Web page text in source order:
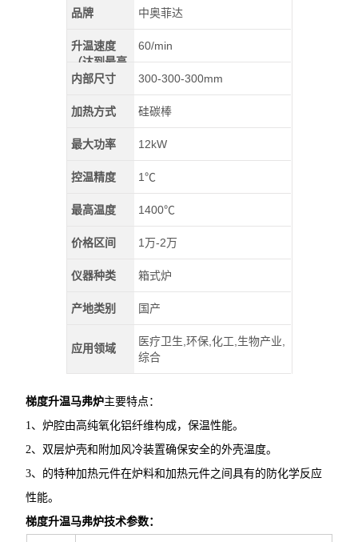
品牌 中奥菲达
升温速度
（达到最高
温）
60/min
内部尺寸 300-300-300mm
加热方式 硅碳棒
最大功率 12kW
控温精度 1℃
最高温度 1400℃
价格区间 1万-2万
仪器种类 箱式炉
产地类别 国产
应用领域
医疗卫生,环保,化工,生物产业,
综合
梯度升温马弗炉主要特点：
1、炉腔由高纯氧化铝纤维构成，保温性能。
2、双层炉壳和附加风冷装置确保安全的外壳温度。
3、的特种加热元件在炉料和加热元件之间具有的防化学反应
性能。
梯度升温马弗炉技术参数：